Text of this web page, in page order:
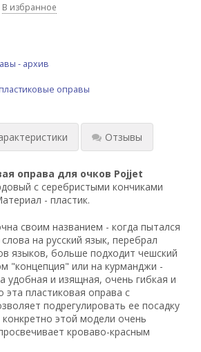
В избранное
- архив
оправы
Отзывы
оправа для очков Pojjet
с серебристыми кончиками
- пластик.
своим названием - когда пытался
на русский язык, перебрал
языков, больше подходит чешский
"концепция" или на курманджи -
удобная и изящная, очень гибкая и
эта пластиковая оправа с
подрегулировать ее посадку
этой модели очень
кроваво-красным